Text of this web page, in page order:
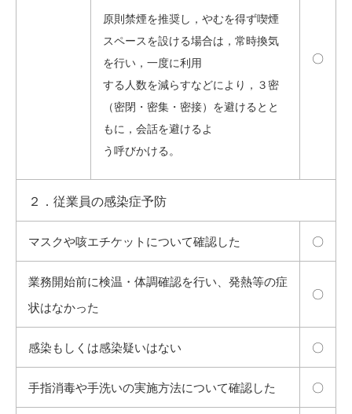
原則禁煙を推奨し，やむを得ず喫煙
スペースを設ける場合は，常時換気
を行い，一度に利用
する人数を減らすなどにより，３密
（密閉・密集・密接）を避けるとと
もに，会話を避けるよ
う呼びかける。
〇
２．従業員の感染症予防
マスクや咳エチケットについて確認した 〇
業務開始前に検温・体調確認を行い、発熱等の症
状はなかった
〇
感染もしくは感染疑いはない 〇
手指消毒や手洗いの実施方法について確認した 〇